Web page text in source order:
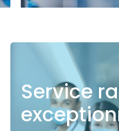
Service